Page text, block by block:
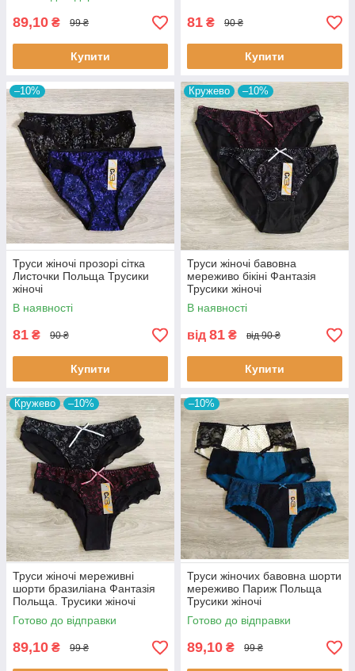
89,10 ₴ 99 ₴
Купити
81 ₴ 90 ₴
Купити
–10%
Труси жіночі прозорі сітка
Листочки Польща Трусики
жіночі
В наявності
81 ₴ 90 ₴
Купити
Кружево –10%
Труси жіночі бавовна
мереживо бікіні Фантазія
Трусики жіночі
В наявності
від 81 ₴ від 90 ₴
Купити
Кружево –10%
Труси жіночі мереживні
шорти бразиліана Фантазія
Польща. Трусики жіночі
шортами
Готово до відправки
89,10 ₴ 99 ₴
–10%
Труси жіночих бавовна шорти
мереживо Париж Польща
Трусики жіночі
Готово до відправки
89,10 ₴ 99 ₴